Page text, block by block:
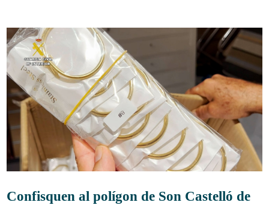
Confisquen al polígon de Son Castelló de